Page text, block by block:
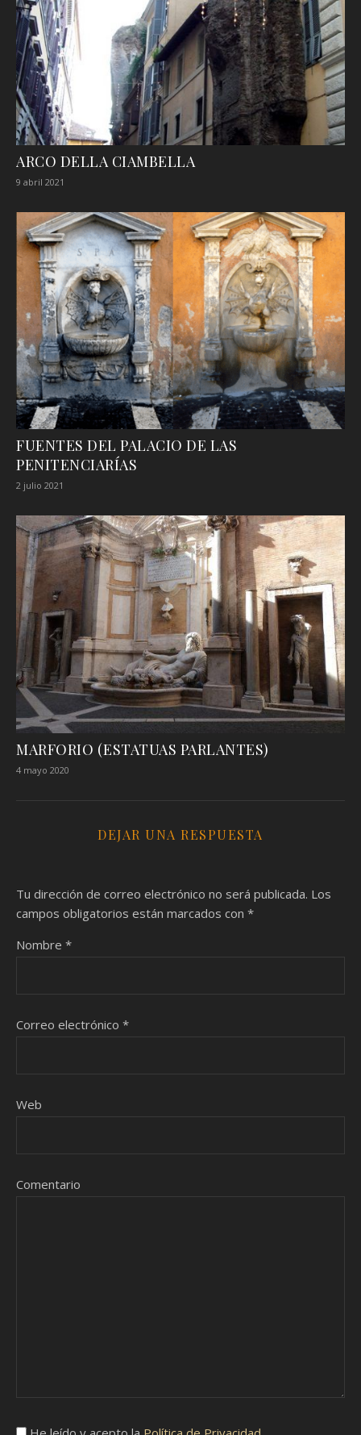
ARCO DELLA CIAMBELLA
9 abril 2021
FUENTES DEL PALACIO DE LAS
PENITENCIARÍAS
2 julio 2021
MARFORIO (ESTATUAS PARLANTES)
4 mayo 2020
DEJAR UNA RESPUESTA
Tu dirección de correo electrónico no será publicada. Los
campos obligatorios están marcados con *
Nombre *
Correo electrónico *
Web
Comentario